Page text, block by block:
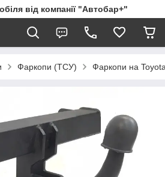
від компанії "Автобар+"
Фаркопи (ТСУ) Фаркопи на